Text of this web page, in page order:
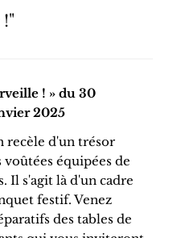
! » du 30
2025
recèle d'un trésor
voûtées équipées de
Il s'agit là d'un cadre
festif. Venez
des tables de